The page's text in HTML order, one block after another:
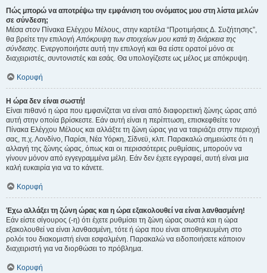
Πώς μπορώ να αποτρέψω την εμφάνιση του ονόματος μου στη λίστα μελών
σε σύνδεση;
Μέσα στον Πίνακα Ελέγχου Μέλους, στην καρτέλα “Προτιμήσεις Δ. Συζήτησης”,
θα βρείτε την επιλογήΑπόκρυψη των στοιχείων μου κατά τη διάρκεια της
σύνδεσης. Ενεργοποιήστε αυτή την επιλογή και θα είστε ορατοί μόνο σε
διαχειριστές, συντονιστές και εσάς. Θα υπολογίζεστε ως μέλος με απόκρυψη.
Κορυφή
Η ώρα δεν είναι σωστή!
Είναι πιθανό η ώρα που εμφανίζεται να είναι από διαφορετική ζώνης ώρας από
αυτή στην οποία βρίσκεστε. Εάν αυτή είναι η περίπτωση, επισκεφθείτε τον
Πίνακα Ελέγχου Μέλους και αλλάξτε τη ζώνη ώρας για να ταιριάζει στην περιοχή
σας, π.χ. Λονδίνο, Παρίσι, Νέα Υόρκη, Σίδνεϋ, κλπ. Παρακαλώ σημειώστε ότι η
αλλαγή της ζώνης ώρας, όπως και οι περισσότερες ρυθμίσεις, μπορούν να
γίνουν μόνον από εγγεγραμμένα μέλη. Εάν δεν έχετε εγγραφεί, αυτή είναι μια
καλή ευκαιρία για να το κάνετε.
Κορυφή
Έχω αλλάξει τη ζώνη ώρας και η ώρα εξακολουθεί να είναι λανθασμένη!
Εάν είστε σίγουρος (-η) ότι έχετε ρυθμίσει τη ζώνη ώρας σωστά και η ώρα
εξακολουθεί να είναι λανθασμένη, τότε ή ώρα που είναι αποθηκευμένη στο
ρολόι του διακομιστή είναι εσφαλμένη. Παρακαλώ να ειδοποιήσετε κάποιον
διαχειριστή για να διορθώσει το πρόβλημα.
Κορυφή